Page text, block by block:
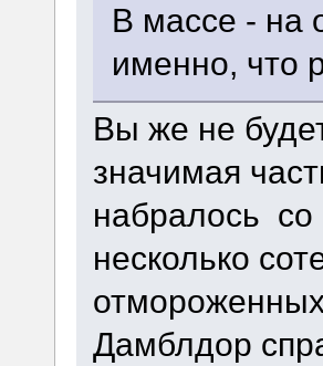
В массе - на
именно, что
Вы же не
значимая
набралось со
несколько
Дамблдор